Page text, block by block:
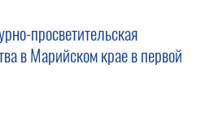
просветительская
в Марийском крае в первой